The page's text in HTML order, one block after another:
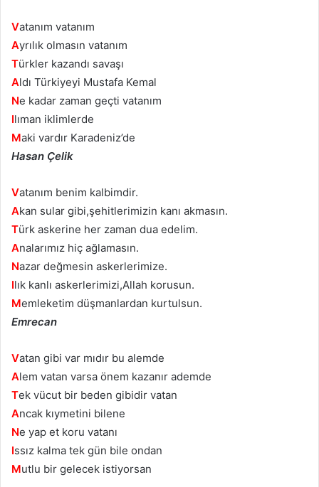
Vatanım vatanım
Ayrılık olmasın vatanım
Türkler kazandı savaşı
Aldı Türkiyeyi Mustafa Kemal
Ne kadar zaman geçti vatanım
Ilıman iklimlerde
Maki vardır Karadeniz’de
Hasan Çelik
Vatanım benim kalbimdir.
Akan sular gibi,şehitlerimizin kanı akmasın.
Türk askerine her zaman dua edelim.
Analarımız hiç ağlamasın.
Nazar değmesin askerlerimize.
Ilık kanlı askerlerimizi,Allah korusun.
Memleketim düşmanlardan kurtulsun.
Emrecan
Vatan gibi var mıdır bu alemde
Alem vatan varsa önem kazanır ademde
Tek vücut bir beden gibidir vatan
Ancak kıymetini bilene
Ne yap et koru vatanı
Issız kalma tek gün bile ondan
Mutlu bir gelecek istiyorsan